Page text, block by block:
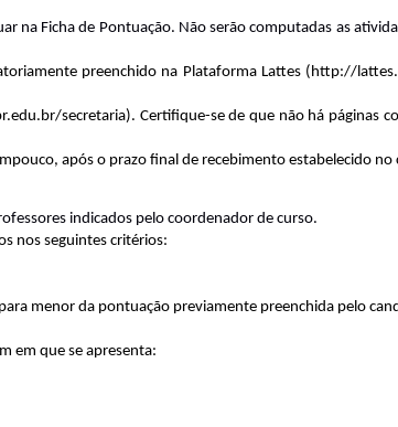
na Ficha de Pontuação. Não serão computadas as
preenchido na Plataforma Lattes (http://
secretaria). Certifique-se de que não há páginas
após o prazo final de recebimento estabelecido
indicados pelo coordenador de curso.
nos seguintes critérios:
menor da pontuação previamente preenchida pelo
em que se apresenta: